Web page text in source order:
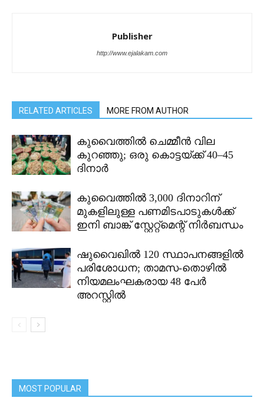
Publisher
http://www.ejalakam.com
RELATED ARTICLES MORE FROM AUTHOR
കുവൈത്തിൽ ചെമ്മീൻ വില
കുറഞ്ഞു; ഒരു കൊട്ടയ്ക്ക് 40–45
ദിനാർ
കുവൈത്തിൽ 3,000 ദിനാറിന്
മുകളിലുള്ള പണമിടപാടുകൾക്ക്
ഇനി ബാങ്ക് സ്റ്റേറ്റ്മെന്റ് നിർബന്ധം
ഷുവൈഖിൽ 120 സ്ഥാപനങ്ങളിൽ
പരിശോധന; താമസ-തൊഴിൽ
നിയമലംഘകരായ 48 പേർ
അറസ്റ്റിൽ
MOST POPULAR